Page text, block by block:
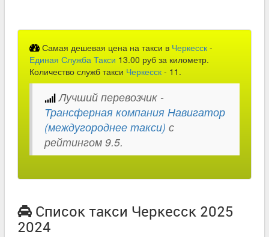
Самая дешевая цена на такси в Черкесск -
Единая Служба Такси 13.00 руб за километр.
Количество служб такси Черкесск - 11.
Лучший перевозчик -
Трансферная компания Навигатор
(междугороднее такси) с
рейтингом 9.5.
Список такси Черкесск 2025
2024